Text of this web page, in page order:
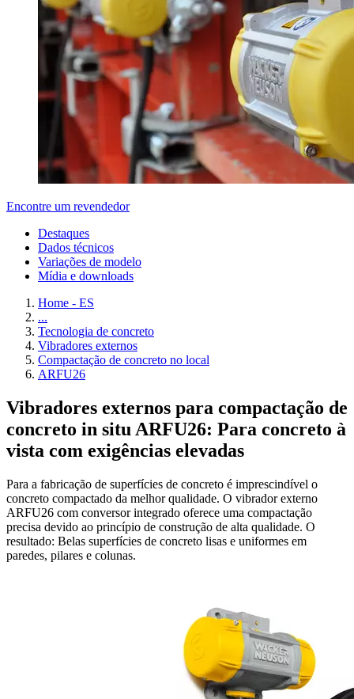
Encontre um revendedor
Destaques
Dados técnicos
Variações de modelo
Mídia e downloads
Home - ES
...
Tecnologia de concreto
Vibradores externos
Compactação de concreto no local
ARFU26
Vibradores externos para compactação de
concreto in situ ARFU26: Para concreto à
vista com exigências elevadas
Para a fabricação de superfícies de concreto é imprescindível o
concreto compactado da melhor qualidade. O vibrador externo
ARFU26 com conversor integrado oferece uma compactação
precisa devido ao princípio de construção de alta qualidade. O
resultado: Belas superfícies de concreto lisas e uniformes em
paredes, pilares e colunas.